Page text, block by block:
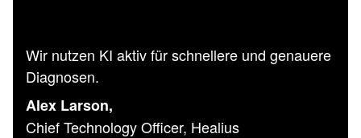
Wir nutzen KI aktiv für schnellere und genauere
Diagnosen.
Alex Larson,
Chief Technology Officer, Healius